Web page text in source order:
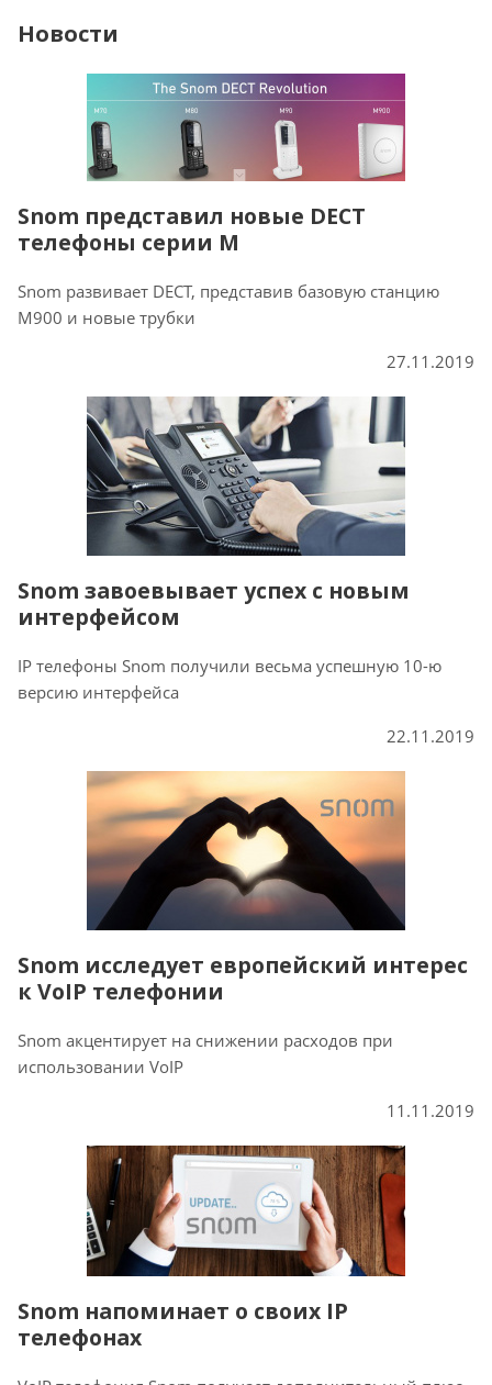
Новости
Snom представил новые DECT
телефоны серии M
Snom развивает DECT, представив базовую станцию
M900 и новые трубки
27.11.2019
Snom завоевывает успех с новым
интерфейсом
IP телефоны Snom получили весьма успешную 10-ю
версию интерфейса
22.11.2019
Snom исследует европейский интерес
к VoIP телефонии
Snom акцентирует на снижении расходов при
использовании VoIP
11.11.2019
Snom напоминает о своих IP
телефонах